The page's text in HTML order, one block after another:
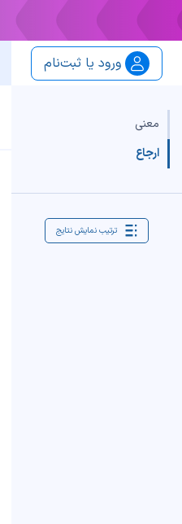
ورود یا ثبت‌نام
معنی
ارجاع
ترتیب نمایش نتایج